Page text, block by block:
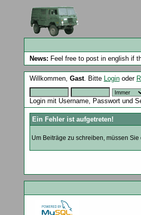
News: Feel free to post in english if
Willkommen, Gast. Bitte Loginoder
Login mit Username, Passwort und
Ein Fehler ist aufgetreten!
Um Beiträge zu schreiben, müssen